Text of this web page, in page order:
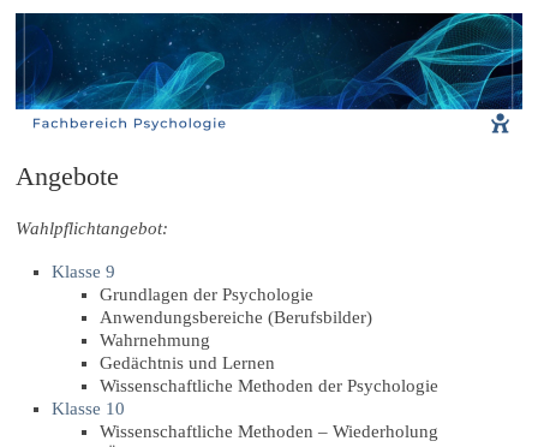
Angebote
Wahlpflichtangebot:
Klasse 9
Grundlagen der Psychologie
Anwendungsbereiche (Berufsbilder)
Wahrnehmung
Gedächtnis und Lernen
Wissenschaftliche Methoden der Psychologie
Klasse 10
Wissenschaftliche Methoden – Wiederholung